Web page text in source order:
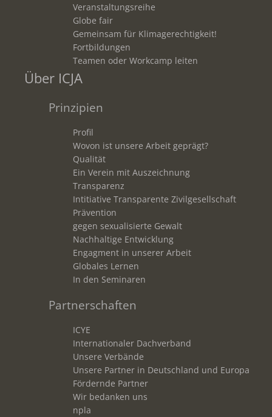
Veranstaltungsreihe
Globe fair
Gemeinsam für Klimagerechtigkeit!
Fortbildungen
Teamen oder Workcamp leiten
Über ICJA
Prinzipien
Profil
Wovon ist unsere Arbeit geprägt?
Qualität
Ein Verein mit Auszeichnung
Transparenz
Intitiative Transparente Zivilgesellschaft
Prävention
gegen sexualisierte Gewalt
Nachhaltige Entwicklung
Engagment in unserer Arbeit
Globales Lernen
In den Seminaren
Partnerschaften
ICYE
Internationaler Dachverband
Unsere Verbände
Unsere Partner in Deutschland und Europa
Fördernde Partner
Wir bedanken uns
npla